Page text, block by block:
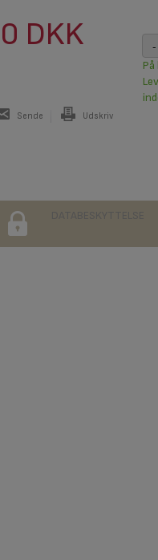
DKK -
På
Sende Udskriv